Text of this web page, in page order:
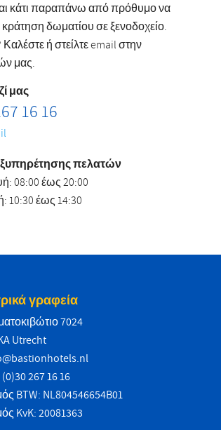
κάτι παραπάνω από πρόθυμο να
δωματίου σε ξενοδοχείο.
ή στείλτε email στην
μας.
μας
16 16
πελατών
08:00 έως 20:00
10:30 έως 14:30
γραφεία
7024
Utrecht
267 16 16
BTW: NL804546654B01
KvK: 20081363